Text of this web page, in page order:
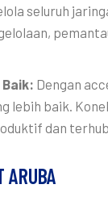
seluruh
Dengan
lebih baik.
dan
ARUBA